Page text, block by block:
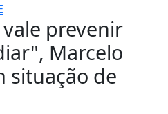
prevenir
Marcelo
situação de